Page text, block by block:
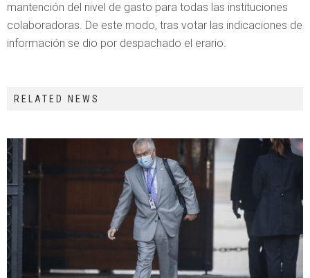
mantención del nivel de gasto para todas las instituciones
colaboradoras. De este modo, tras votar las indicaciones de
información se dio por despachado el erario.
RELATED NEWS